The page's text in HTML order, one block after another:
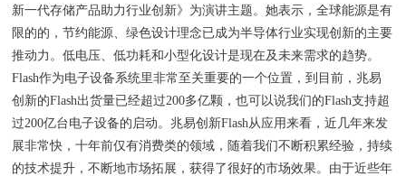
新一代存储产品助力行业创新》为演讲主题。她表示，全球能源是有
限的的，节约能源、绿色设计理念已成为半导体行业实现创新的主要
推动力。低电压、低功耗和小型化设计是现在及未来需求的趋势。
Flash作为电子设备系统里非常至关重要的一个位置，到目前，兆易
创新的Flash出货量已经超过200多亿颗，也可以说我们的Flash支持超
过200亿台电子设备的启动。兆易创新Flash从应用来看，近几年来发
展非常快，十年前仅有消费类的领域，随着我们不断积累经验，持续
的技术提升，不断地市场拓展，获得了很好的市场效果。由于近些年